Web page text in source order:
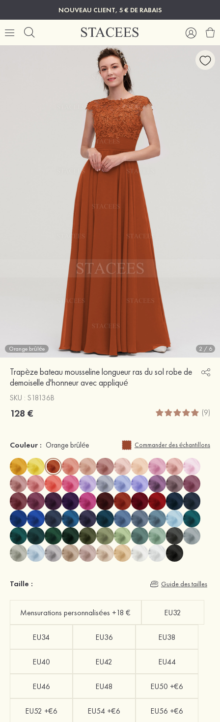
NOUVEAU CLIENT, 5 € DE RABAIS
Orange brûlée 2 / 6
Trapèze bateau mousseline longueur ras du sol robe de
demoiselle d'honneur avec appliqué
SKU : S18136B
128 € (9)
Couleur : Orange brûlée Commander des échantillons
Taille : Guide des tailles
Mensurations personnalisées +18 € EU32
EU34 EU36 EU38
EU40 EU42 EU44
EU46 EU48 EU50 +€6
EU52 +€6 EU54 +€6 EU56 +€6